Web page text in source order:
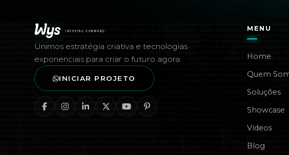
Rodapé — Agência Wys
Unimos estratégia criativa e tecnologias
exponenciais para criar o futuro agora.
INICIAR PROJETO
MENU
Home
Quem
Soluções
Showcase
Vídeos
Blog